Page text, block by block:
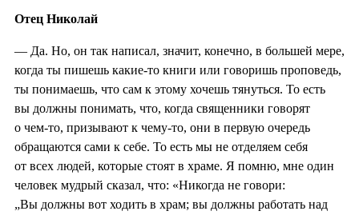
Отец Николай
— Да. Но, он так написал, значит, конечно, в большей мере,
когда ты пишешь какие-то книги или говоришь проповедь,
ты понимаешь, что сам к этому хочешь тянуться. То есть
вы должны понимать, что, когда священники говорят
о чем-то, призывают к чему-то, они в первую очередь
обращаются сами к себе. То есть мы не отделяем себя
от всех людей, которые стоят в храме. Я помню, мне один
человек мудрый сказал, что: «Никогда не говори:
„Вы должны вот ходить в храм; вы должны работать над